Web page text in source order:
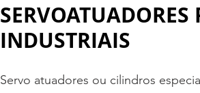
INDUSTRIAIS
Servo atuadores ou cilindros